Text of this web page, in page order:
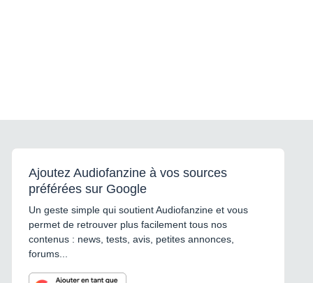
Ajoutez Audiofanzine à vos sources
préférées sur Google
Un geste simple qui soutient Audiofanzine et vous
permet de retrouver plus facilement tous nos
contenus : news, tests, avis, petites annonces,
forums...